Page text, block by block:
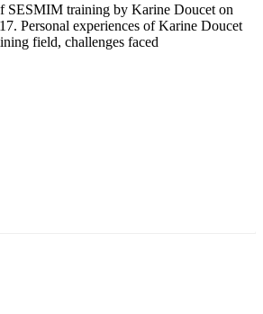
SESMIM training by Karine Doucet on
Personal experiences of Karine Doucet
field, challenges faced